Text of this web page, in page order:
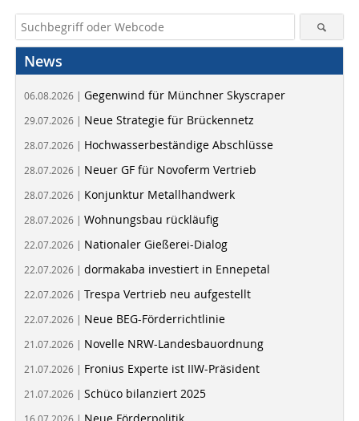
News
06.08.2026 | Gegenwind für Münchner Skyscraper
29.07.2026 | Neue Strategie für Brückennetz
28.07.2026 | Hochwasserbeständige Abschlüsse
28.07.2026 | Neuer GF für Novoferm Vertrieb
28.07.2026 | Konjunktur Metallhandwerk
28.07.2026 | Wohnungsbau rückläufig
22.07.2026 | Nationaler Gießerei-Dialog
22.07.2026 | dormakaba investiert in Ennepetal
22.07.2026 | Trespa Vertrieb neu aufgestellt
22.07.2026 | Neue BEG-Förderrichtlinie
21.07.2026 | Novelle NRW-Landesbauordnung
21.07.2026 | Fronius Experte ist IIW-Präsident
21.07.2026 | Schüco bilanziert 2025